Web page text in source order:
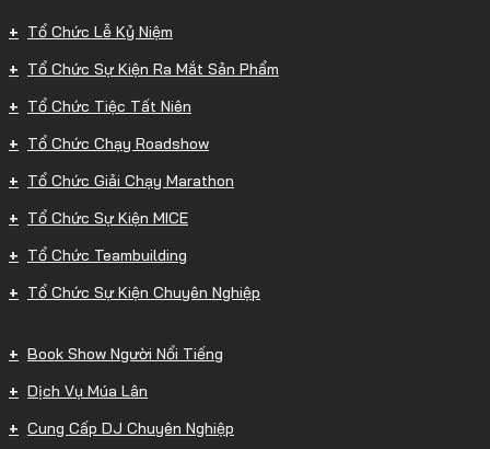
Tổ Chức Lễ Kỷ Niệm
Tổ Chức Sự Kiện Ra Mắt Sản Phẩm
Tổ Chức Tiệc Tất Niên
Tổ Chức Chạy Roadshow
Tổ Chức Giải Chạy Marathon
Tổ Chức Sự Kiện MICE
Tổ Chức Teambuilding
Tổ Chức Sự Kiện Chuyên Nghiệp
Book Show Người Nổi Tiếng
Dịch Vụ Múa Lân
Cung Cấp DJ Chuyên Nghiệp